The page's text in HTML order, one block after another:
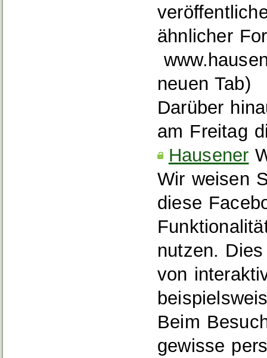
ähnlicher
neuen Tab)
Darüber
am Freitag
Hausener
Wir weisen
diese
nutzen.
von
Beim
gewisse